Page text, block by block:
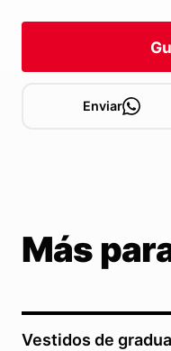
Enviar
Más
Vestidos de